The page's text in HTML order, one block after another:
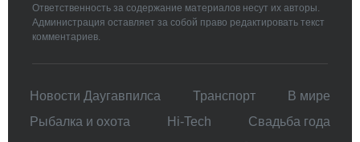
Ответственность за содержание материалов несут их авторы.
Администрация оставляет за собой право редактировать текст
комментариев.
Новости Даугавпилса Транспорт
В мире
Рыбалка и охота
Hi-Tech
Свадьбa года